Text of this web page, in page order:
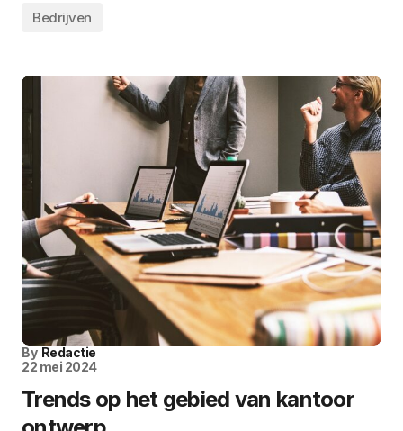
Bedrijven
By Redactie
22 mei 2024
Trends op het gebied van kantoor